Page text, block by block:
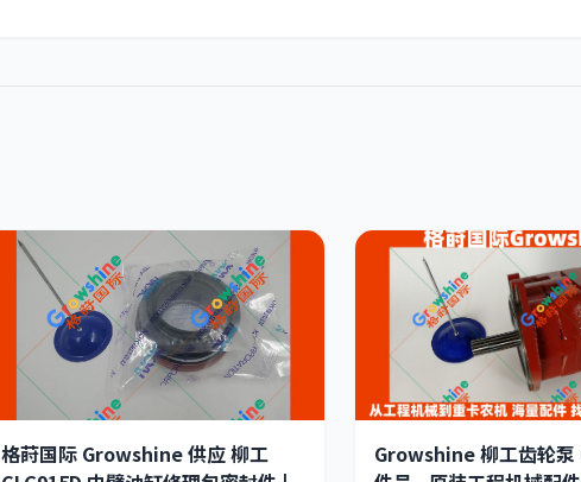
格莳国际 Growshine 供应 柳工
Growshine 柳工齿轮泵